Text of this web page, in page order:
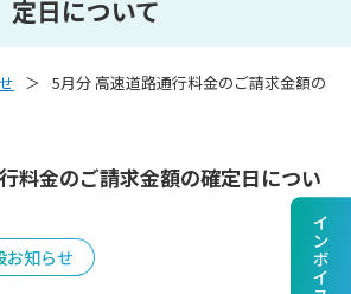
定日について
5月分 高速道路通行料金のご請求金額の
料金のご請求金額の確定日につい
お知らせ